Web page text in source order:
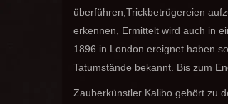
überführen,Trickbetrügereien
erkennen, Ermittelt wird auch in
1896 in London ereignet haben
Tatumstände bekannt. Bis zum
Zauberkünstler Kalibo gehört zu